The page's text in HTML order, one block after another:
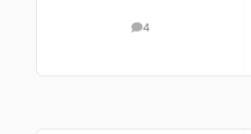
4
messages